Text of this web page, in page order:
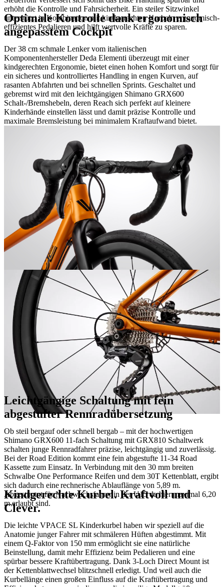
erhöht die Kontrolle und Fahrsicherheit. Ein steiler Sitzwinkel
unterstützt in Kombination mit kindgerechten Kurbeln ergonomisch-
effizientes Pedalieren und hilft wertvolle Kräfte zu sparen.
Optimale Kontrolle dank ergonomisch
angepasstem Cockpit
Der 38 cm schmale Lenker vom italienischen
Komponentenhersteller Deda Elementi überzeugt mit einer
kindgerechten Ergonomie, bietet einen hohen Komfort und sorgt für
ein sicheres und kontrolliertes Handling in engen Kurven, auf
rasanten Abfahrten und bei schnellen Sprints. Geschaltet und
gebremst wird mit den leichtgängigen Shimano GRX600
Schalt-/Bremshebeln, deren Reach sich perfekt auf kleinere
Kinderhände einstellen lässt und damit präzise Kontrolle und
maximale Bremsleistung bei minimalem Kraftaufwand bietet.
Leichtgängige Schaltung mit fein
abgestufter Rennradübersetzung
Ob steil bergauf oder schnell bergab – mit der hochwertigen
Shimano GRX600 11-fach Schaltung mit GRX810 Schaltwerk
schalten junge Rennradfahrer präzise, leichtgängig und zuverlässig.
Bei der Road Edition kommt eine fein abgestufte 11-34 Road
Kassette zum Einsatz. In Verbindung mit den 30 mm breiten
Schwalbe One Performance Reifen und dem 30T Kettenblatt, ergibt
sich dadurch eine rechnerische Ablauflänge von 5,89 m.
Abgestimmt für Nachwuchsfahrer in der U15 da hier maximal 6,20
m erlaubt sind.
Kindgerechte Kurbel. Kraftvoll und
Clever.
Die leichte VPACE SL Kinderkurbel haben wir speziell auf die
Anatomie junger Fahrer mit schmäleren Hüften abgestimmt. Mit
einem Q-Faktor von 150 mm ermöglicht sie eine natürliche
Beinstellung, damit mehr Effizienz beim Pedalieren und eine
spürbar bessere Kraftübertragung. Dank 3-Loch Direct Mount ist
der Kettenblattwechsel blitzschnell erledigt. Und weil auch die
Kurbellänge einen großen Einfluss auf die Kraftübertragung und